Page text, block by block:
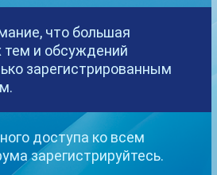
там и в помине нет. Но выбор
что большая
и обсуждений
зарегистрированным
доступа ко всем
зарегистрируйтесь.